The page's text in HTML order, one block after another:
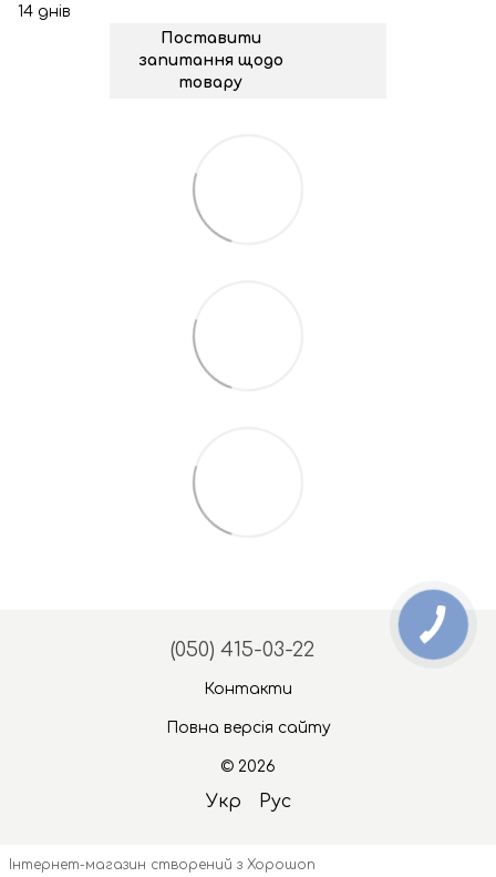
14 днів
Поставити
запитання щодо
товару
(050) 415-03-22
Контакти
Повна версія сайту
© 2026
Укр Рус
Інтернет-магазин створений з Хорошоп